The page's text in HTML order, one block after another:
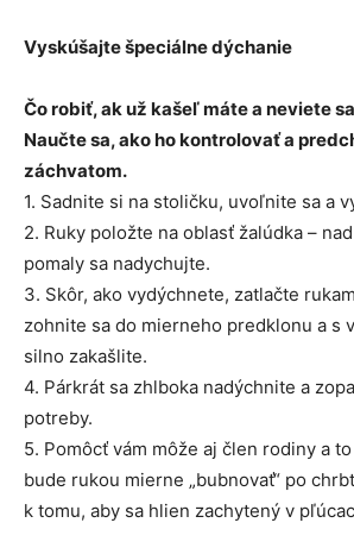
Vyskúšajte špeciálne dýchanie
Čo robiť, ak už kašeľ máte a neviete
Naučte sa, ako ho kontrolovať a
záchvatom.
1. Sadnite si na stoličku, uvoľnite sa a
2. Ruky položte na oblasť žalúdka –
pomaly sa nadychujte.
3. Skôr, ako vydýchnete, zatlačte
zohnite sa do mierneho predklonu a s
silno zakašlite.
4. Párkrát sa zhlboka nadýchnite a
potreby.
5. Pomôcť vám môže aj člen rodiny a
bude rukou mierne „bubnovať“ po
k tomu, aby sa hlien zachytený v